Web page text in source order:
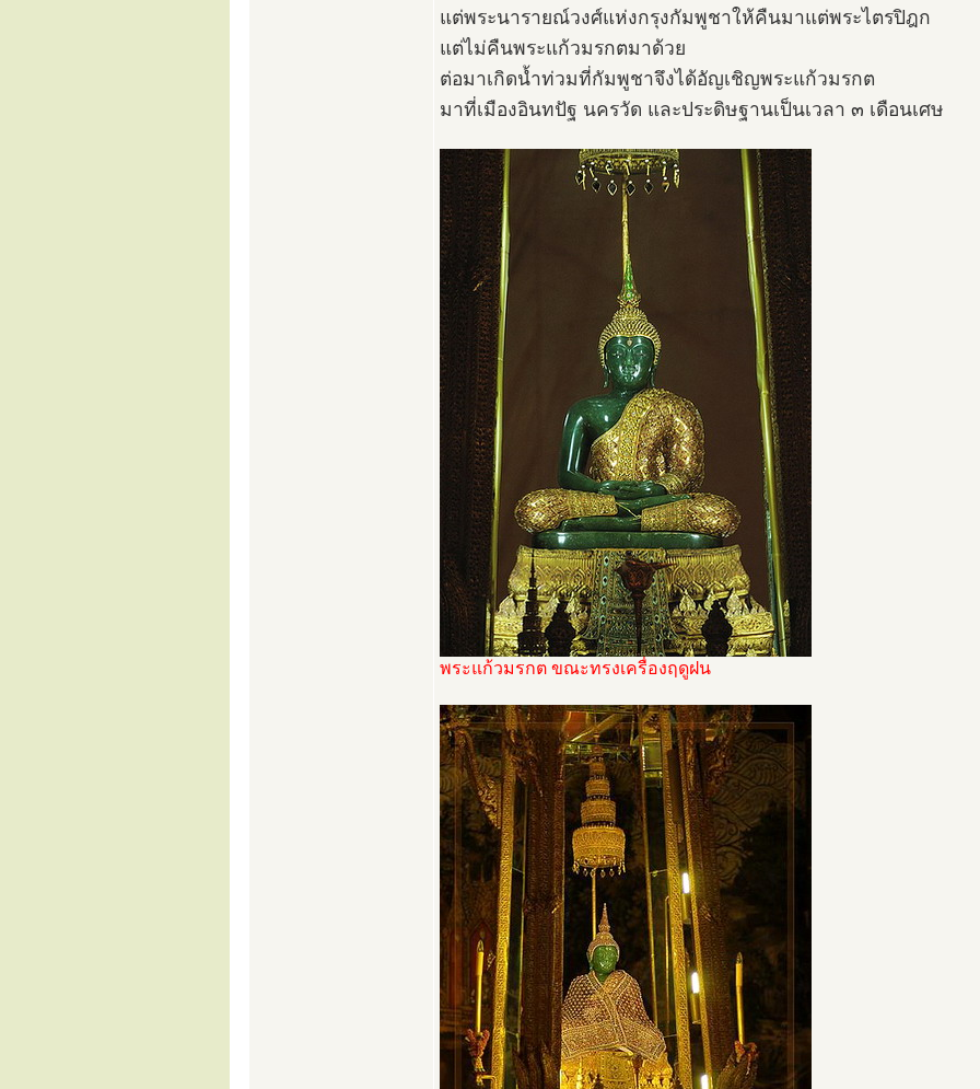
แต่พระนารายณ์วงศ์แห่งกรุงกัมพูชาให้คืนมาแต่พระไตรปิฎก
แต่ไม่คืนพระแก้วมรกตมาด้วย
ต่อมาเกิดน้ำท่วมที่กัมพูชาจึงได้อัญเชิญพระแก้วมรกต
มาที่เมืองอินทปัฐ นครวัด และประดิษฐานเป็นเวลา ๓ เดือนเศษ
พระแก้วมรกต ขณะทรงเครื่องฤดูฝน